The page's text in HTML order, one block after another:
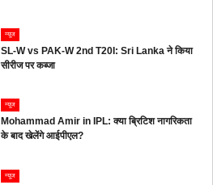
न्यूज
SL-W vs PAK-W 2nd T20I: Sri Lanka ने किया
सीरीज पर कब्जा
न्यूज
Mohammad Amir in IPL: क्या ब्रिटिश नागरिकता
के बाद खेलेंगे आईपीएल?
न्यूज